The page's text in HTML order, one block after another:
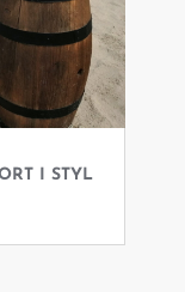
I STYL